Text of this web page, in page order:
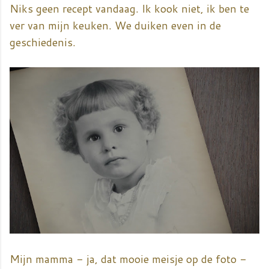
Niks geen recept vandaag. Ik kook niet, ik ben te
ver van mijn keuken. We duiken even in de
geschiedenis.
Mijn mamma - ja, dat mooie meisje op de foto -